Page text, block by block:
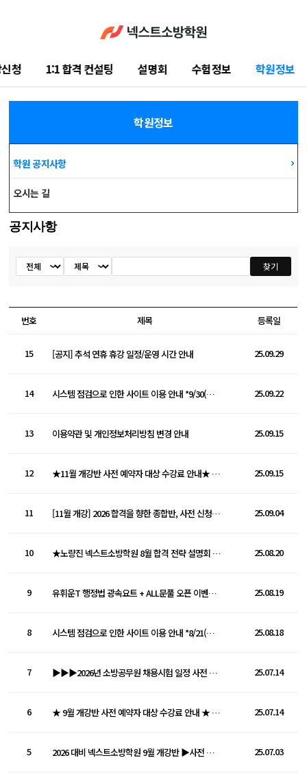
청 1:1 합격 컨설팅 설명회 수험정보 학원정보
학습지원센터
학원정보
학원 공지사항
오시는 길
공지사항
공지사항
검색 찾기
번호 제목 등록일
15 [공지] 추석 연휴 휴강 일정/운영 시간 안내 25.09.29
14 시스템 점검으로 인한 사이트 이용 안내 *9/30(화) 오전 2시~4시20분 25.09.22
13 이용약관 및 개인정보처리방침 변경 안내 25.09.15
12 ★11월 개강반 사전 예약자 대상 수강료 안내★ (등록 기간 연장) 25.09.15
11 [11월 개강] 2026 합격을 향한 종합반, 사전 신청 접수 중 25.09.04
10 ★노량진 넥스트소방학원 8월 합격 전략 설명회 참석 신청★ 25.08.20
9 유휘운T 행정법 광속요트 + ALL문풀 오픈 이벤트 안내 25.08.19
8 시스템 점검으로 인한 사이트 이용 안내 *8/21(목) 오전 2시~3시 25.08.18
7 ▶▶▶2026년 소방공무원 채용시험 일정 사전 공고 발표◀◀◀ 25.07.14
6 ★ 9월 개강반 사전 예약자 대상 수강료 안내 ★ (등록 기간 연장!) 25.07.14
5 2026 대비 넥스트소방학원 9월 개강반 ▶사전 예약 중◀ 25.07.03